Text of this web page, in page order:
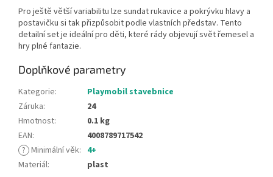
Pro ještě větší variabilitu lze sundat rukavice a pokrývku hlavy a
postavičku si tak přizpůsobit podle vlastních představ. Tento
detailní set je ideální pro děti, které rády objevují svět řemesel a
hry plné fantazie.
Doplňkové parametry
Kategorie:
Playmobil stavebnice
Záruka:
24
Hmotnost:
0.1 kg
EAN:
4008789717542
? Minimální věk: 4+
Materiál: plast